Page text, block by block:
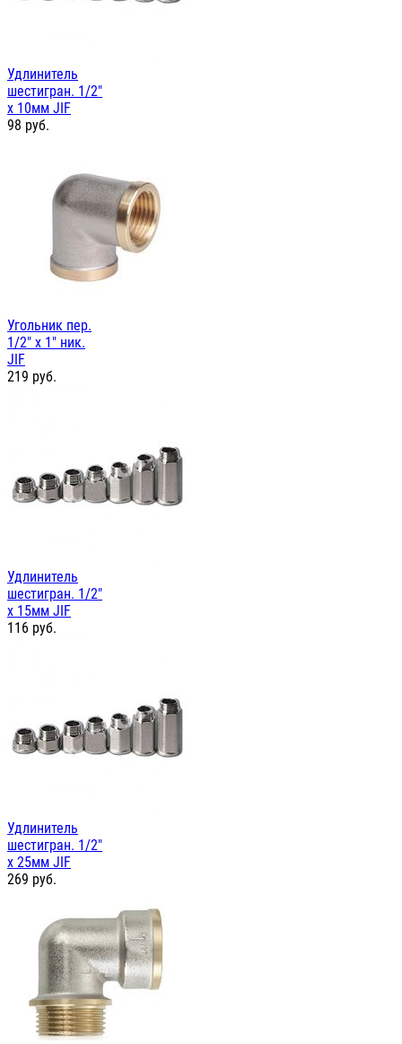
Удлинитель
шестигран. 1/2"
х 10мм JIF
98 руб.
Угольник пер.
1/2" х 1" ник.
JIF
219 руб.
Удлинитель
шестигран. 1/2"
х 15мм JIF
116 руб.
Удлинитель
шестигран. 1/2"
х 25мм JIF
269 руб.